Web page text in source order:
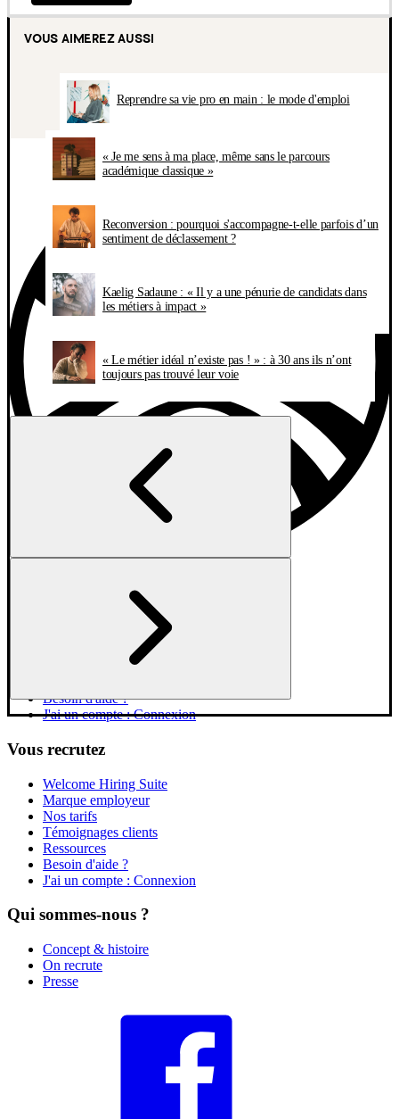
VOUS AIMEREZ AUSSI
Reprendre sa vie pro en main : le mode d'emploi
« Je me sens à ma place, même sans le parcours
académique classique »
Reconversion : pourquoi s'accompagne-t-elle parfois d’un
sentiment de déclassement ?
Kaelig Sadaune : « Il y a une pénurie de candidats dans
les métiers à impact »
« Le métier idéal n’existe pas ! » : à 30 ans ils n’ont
toujours pas trouvé leur voie
Explorer les entreprises
Jobs par type d'entreprise
AI Candidate Coach
Besoin d'aide ?
J'ai un compte : Connexion
Vous recrutez
Welcome Hiring Suite
Marque employeur
Nos tarifs
Témoignages clients
Ressources
Besoin d'aide ?
J'ai un compte : Connexion
Qui sommes-nous ?
Concept & histoire
On recrute
Presse